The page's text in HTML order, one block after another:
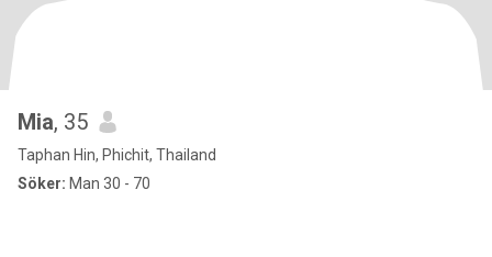
Mia, 35
Taphan Hin, Phichit, Thailand
Söker: Man 30 - 70